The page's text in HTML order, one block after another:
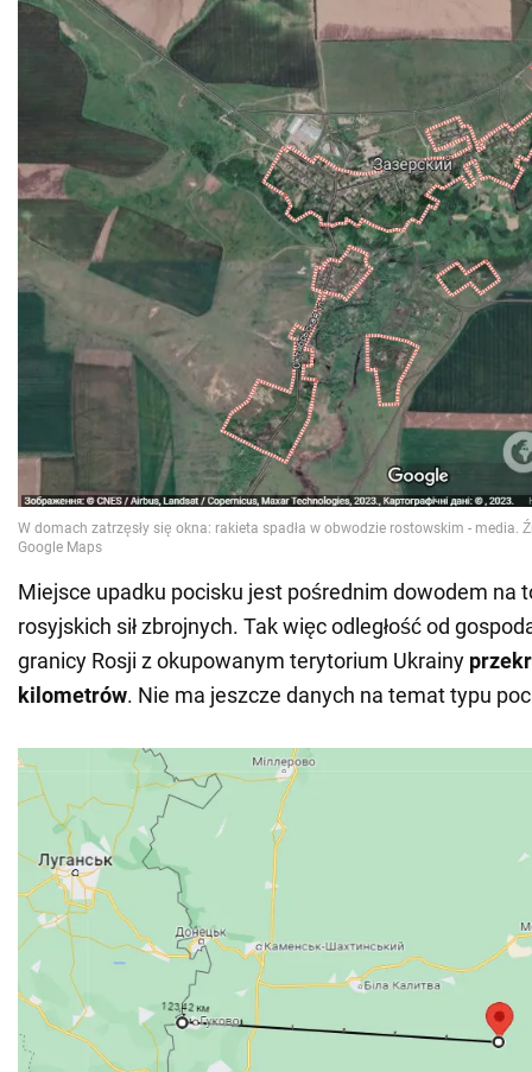
Miejsce upadku pocisku jest pośrednim dowodem na
rosyjskich sił zbrojnych. Tak więc odległość od
granicy Rosji z okupowanym terytorium Ukrainy
kilometrów. Nie ma jeszcze danych na temat typu